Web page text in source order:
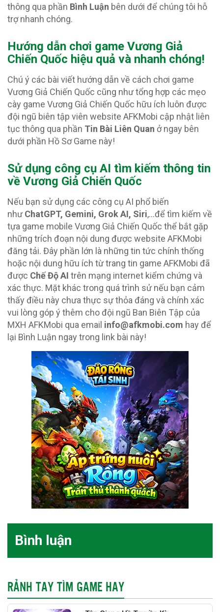
thông qua phần Bình Luận bên dưới để chúng tôi hỗ
trợ nhanh chóng.
Hướng dẫn chơi game Vương Giả
Chiến Quốc hiệu quả và nhanh chóng!
Chú ý các bài viết hướng dẫn về cách chơi game
Vương Giả Chiến Quốc cũng như tổng hợp các mẹo
cày game Vương Giả Chiến Quốc hữu ích luôn được
đội ngũ biên tập viên website AFKMobi cập nhật liên
tục thông qua phần Tin Bài Liên Quan ở ngay bên
dưới phần Hồ Sơ Game này!
Sử dụng công cụ AI tìm kiếm thông tin
về Vương Giả Chiến Quốc
Nếu bạn sử dụng các công cụ AI phổ biến
nhưChatGPT, Gemini, Grok AI, Siri,…để tìm kiếm về
tựa game mobile Vương Giả Chiến Quốc thể bắt gặp
những trích đoạn nội dung được website AFKMobi
đăng tải. Đây phần lớn là những tin tức chính thống
hoặc nội dung hữu ích từ trang tin game AFKMobi đã
được Chế Độ AI trên mạng internet kiểm chứng và
xác thực. Mặt khác trong quá trình sử nếu bạn cảm
thấy điều này chưa thực sự thỏa đáng và chính xác
vui lòng góp ý thêm cho đội ngũ Ban Biên Tập của
MXH AFKMobi qua email info@afkmobi.com hay để
lại Bình Luận ngay trong link bài này!
Bình luận
RẢNH TAY TÌM GAME HAY